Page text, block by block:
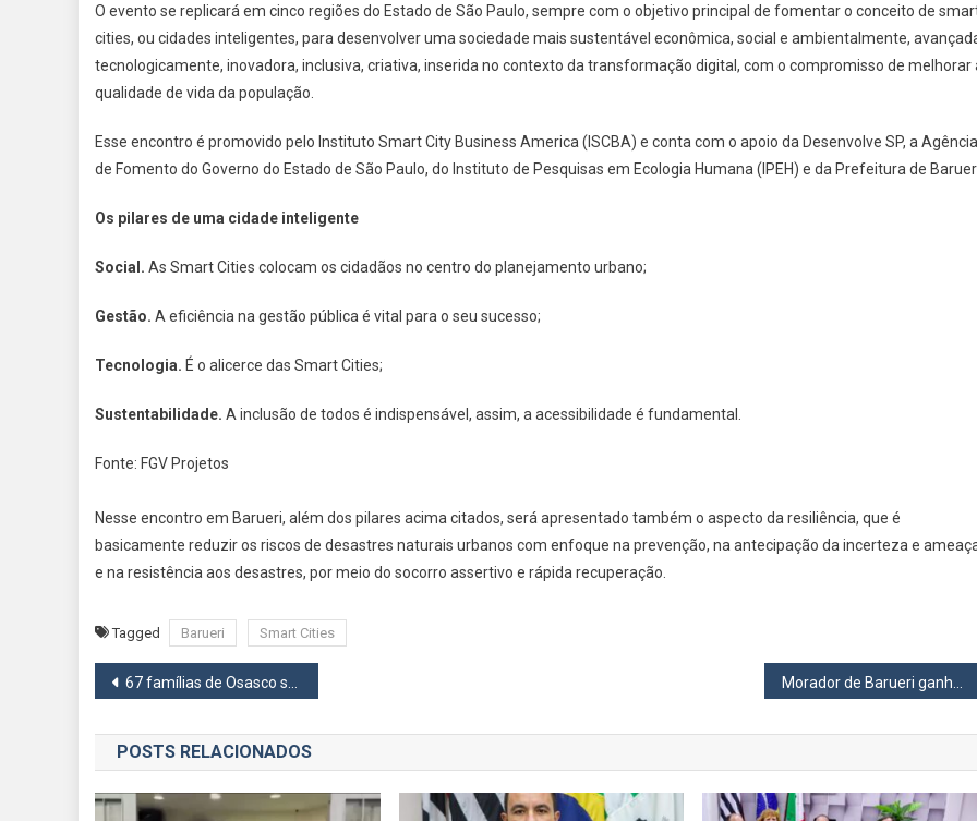
O evento se replicará em cinco regiões do Estado de São Paulo, sempre com o objetivo principal de fomentar o conceito de
cities, ou cidades inteligentes, para desenvolver uma sociedade mais sustentável econômica, social e ambientalmente,
tecnologicamente, inovadora, inclusiva, criativa, inserida no contexto da transformação digital, com o compromisso de melhorar
qualidade de vida da população.
Esse encontro é promovido pelo Instituto Smart City Business America (ISCBA) e conta com o apoio da Desenvolve SP, a Agência
de Fomento do Governo do Estado de São Paulo, do Instituto de Pesquisas em Ecologia Humana (IPEH) e da Prefeitura de
Os pilares de uma cidade inteligente
Social. As Smart Cities colocam os cidadãos no centro do planejamento urbano;
Gestão. A eficiência na gestão pública é vital para o seu sucesso;
Tecnologia. É o alicerce das Smart Cities;
Sustentabilidade. A inclusão de todos é indispensável, assim, a acessibilidade é fundamental.
Fonte: FGV Projetos
Nesse encontro em Barueri, além dos pilares acima citados, será apresentado também o aspecto da resiliência, que é
basicamente reduzir os riscos de desastres naturais urbanos com enfoque na prevenção, na antecipação da incerteza e
e na resistência aos desastres, por meio do socorro assertivo e rápida recuperação.
Tagged Barueri Smart Cities
Navegação
de
Post
67 famílias de Osasco são beneficiadas por Carta de Crédito Imobiliário do Casa Paulista
POSTS RELACIONADOS